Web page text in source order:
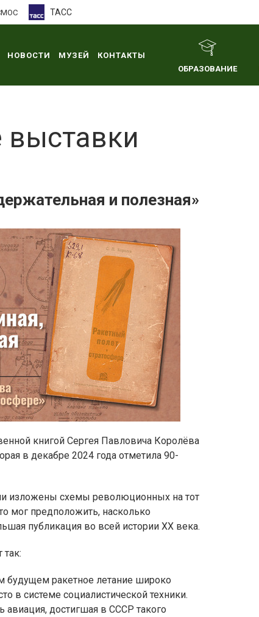
ТАСС
НОВОСТИ МУЗЕЙ
КОНТАКТЫ
ОБРАЗОВАНИЕ
выставки
и полезная»
книгой Сергея Павловича Королёва
в декабре 2024 года отметила 90-
изложены схемы революционных на тот
мог предположить, насколько
публикация во всей истории ХХ века.
ракетное летание широко
в системе социалистической техники.
достигшая в СССР такого